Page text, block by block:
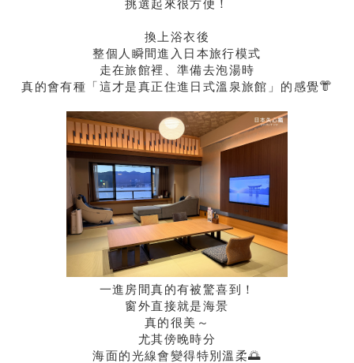
挑選起來很方便！
換上浴衣後
整個人瞬間進入日本旅行模式
走在旅館裡、準備去泡湯時
真的會有種「這才是真正住進日式溫泉旅館」的感覺👘
一進房間真的有被驚喜到！
窗外直接就是海景
真的很美～
尤其傍晚時分
海面的光線會變得特別溫柔🌅